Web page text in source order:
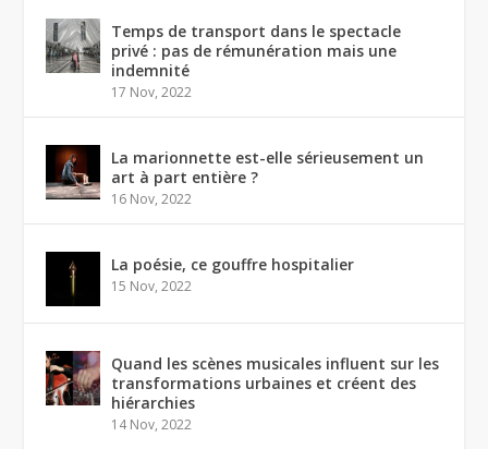
Temps de transport dans le spectacle
privé : pas de rémunération mais une
indemnité
17 Nov, 2022
La marionnette est-elle sérieusement un
art à part entière ?
16 Nov, 2022
La poésie, ce gouffre hospitalier
15 Nov, 2022
Quand les scènes musicales influent sur les
transformations urbaines et créent des
hiérarchies
14 Nov, 2022